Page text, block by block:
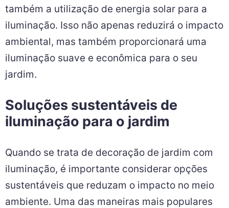
também a utilização de energia solar para a
iluminação. Isso não apenas reduzirá o impacto
ambiental, mas também proporcionará uma
iluminação suave e econômica para o seu
jardim.
Soluções sustentáveis de
iluminação para o jardim
Quando se trata de decoração de jardim com
iluminação, é importante considerar opções
sustentáveis que reduzam o impacto no meio
ambiente. Uma das maneiras mais populares